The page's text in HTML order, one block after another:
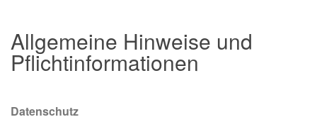
Allgemeine Hinweise und
Pflichtinformationen
Datenschutz